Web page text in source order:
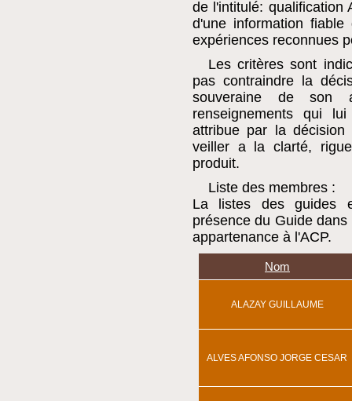
de l'intitulé: qualification
d'une information
expériences reconnues
Les critères sont
pas contraindre la
souveraine de son
renseignements qui
attribue par la
veiller a la clarté,
produit.
Liste des membres :
La listes des guides
présence du Guide
appartenance à l'ACP.
Nom
ALAZAY GUILLAUME
ALVES AFONSO JORGE CESAR